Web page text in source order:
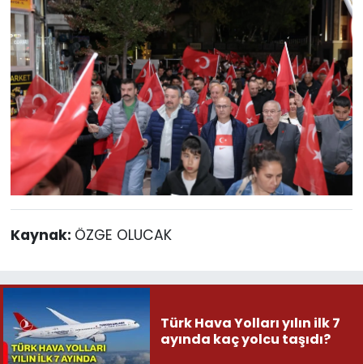
Kaynak: ÖZGE OLUCAK
Türk Hava Yolları yılın ilk 7
ayında kaç yolcu taşıdı?